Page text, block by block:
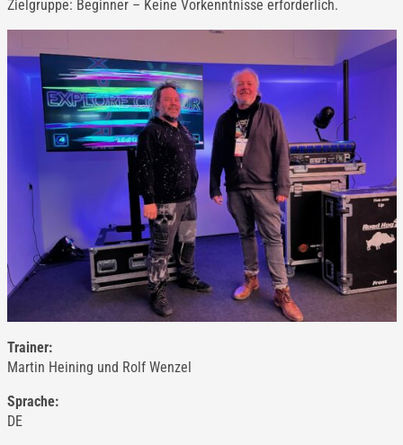
Zielgruppe: Beginner – Keine Vorkenntnisse erforderlich.
Trainer:
Martin Heining und Rolf Wenzel
Sprache:
DE